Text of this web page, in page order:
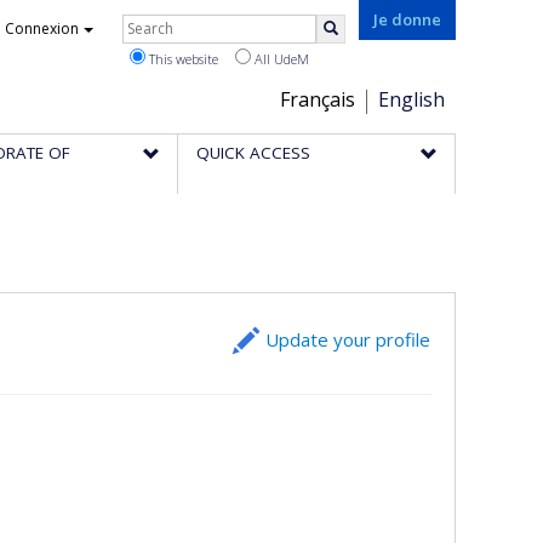
Je donne
Choix
de
la
Français English
Connexion Rechercher
This website All UdeM
OF QUICK ACCESS
Update your profile